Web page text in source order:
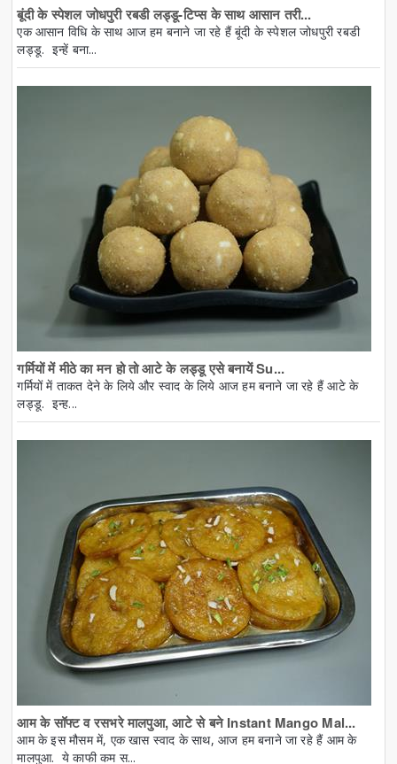
बूंदी के स्पेशल जोधपुरी रबडी लड्डू-टिप्स के साथ आसान तरी...
एक आसान विधि के साथ आज हम बनाने जा रहे हैं बूंदी के स्पेशल जोधपुरी रबडी
लड्डू. इन्हें बना...
गर्मियों में मीठे का मन हो तो आटे के लड्डू एसे बनायें Su...
गर्मियों में ताकत देने के लिये और स्वाद के लिये आज हम बनाने जा रहे हैं आटे के
लड्डू. इन्ह...
आम के सॉफ्ट व रसभरे मालपुआ, आटे से बने Instant Mango Mal...
आम के इस मौसम में, एक खास स्वाद के साथ, आज हम बनाने जा रहे हैं आम के
मालपुआ. ये काफी कम स...